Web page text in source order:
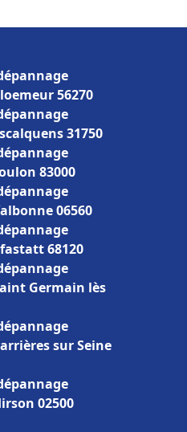
56270
31750
83000
06560
68120
Germain lès
sur Seine
02500